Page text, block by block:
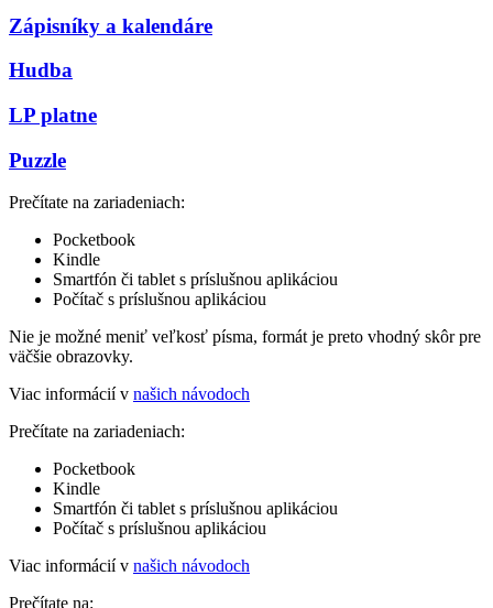
Zápisníky a kalendáre
Hudba
LP platne
Puzzle
Prečítate na zariadeniach:
Pocketbook
Kindle
Smartfón či tablet s príslušnou aplikáciou
Počítač s príslušnou aplikáciou
Nie je možné meniť veľkosť písma, formát je preto vhodný skôr pre
väčšie obrazovky.
Viac informácií v našich návodoch
Prečítate na zariadeniach:
Pocketbook
Kindle
Smartfón či tablet s príslušnou aplikáciou
Počítač s príslušnou aplikáciou
Viac informácií v našich návodoch
Prečítate na: